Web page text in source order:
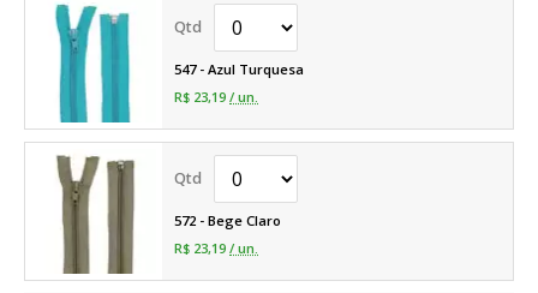
547 - Azul Turquesa
R$ 23,19 / un.
572 - Bege Claro
R$ 23,19 / un.